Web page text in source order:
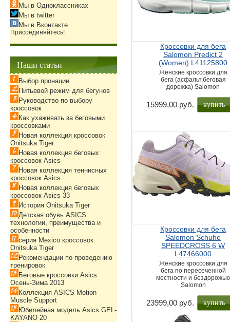
Кроссовки для бега
Salomon Predict 2
(Women) L41125800
Женские кроссовки для
бега (асфальт,беговая
дорожка) Salomon
15999,00 руб. купить
Кроссовки для бега
Salomon Schuhe
SPEEDCROSS 6 W
L47466000
Женские кроссовки для
бега по пересеченной
местности и бездорожью
Salomon
23999,00 руб. купить
Мы в Одноклассниках
Мы в twitter
Мы в Вконтакте
Присоединяйтесь!
Наши статьи
Выбор пронации
Питьевой режим для бегунов
Руководство по выбору
кроссовок
Как ухаживать за беговыми
кроссовками
Новая коллекция кроссовок
Onitsuka Tiger
Новая коллекция беговых
кроссовок Asics
Новая коллекция теннисных
кроссовок Asics
Новая коллекция беговых
кроссовок Asics 33
История Onitsuka Tiger
Детская обувь ASICS:
технологии, преимущества и
особенности
серия Mexico кроссовок
Onitsuka Tiger
Рекомендации по проведению
тренировок
Беговые кроссовки Asics
Осень-Зима 2013
Коллекция ASICS Motion
Muscle Support
Юбилейная модель Asics GEL-
KAYANO 20